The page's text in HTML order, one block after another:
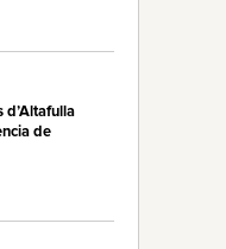
d’Altafulla
de